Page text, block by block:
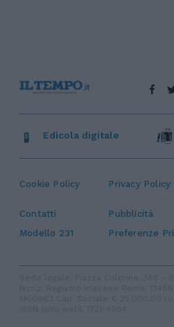
Cookie Policy Privacy Policy
Contatti Pubblicità
Modello 231
Preferenze
Edicola digitale